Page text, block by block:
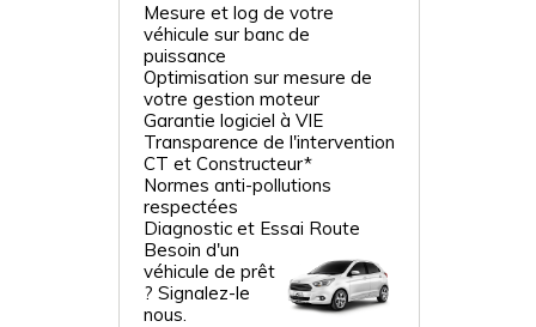
Mesure et log de votre
véhicule sur banc de
puissance
Optimisation sur mesure de
votre gestion moteur
Garantie logiciel à VIE
Transparence de l'intervention
CT et Constructeur*
Normes anti-pollutions
respectées
Diagnostic et Essai Route
Besoin d'un
véhicule de prêt
? Signalez-le
nous.